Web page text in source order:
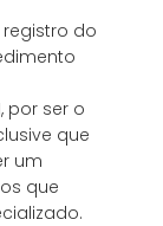
do
por ser o
que
um
que